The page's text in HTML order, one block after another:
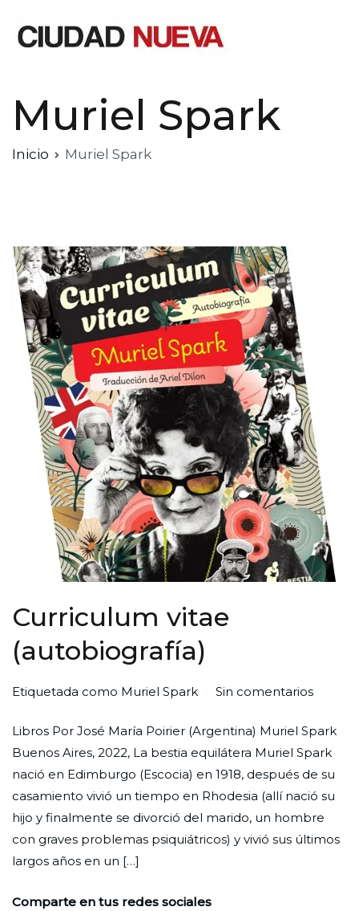
Muriel Spark
Inicio Muriel Spark
Curriculum vitae
(autobiografía)
Por
Ciudad
Nueva
Publicada
29
de
diciembre
de
2022
Publicada
Arte
y
Espectáculo
Etiquetada como Muriel Spark Sin comentariosen
vitae
Libros Por José María Poirier (Argentina) Muriel Spark
Buenos Aires, 2022, La bestia equilátera Muriel Spark
nació en Edimburgo (Escocia) en 1918, después de su
casamiento vivió un tiempo en Rhodesia (allí nació su
hijo y finalmente se divorció del marido, un hombre
con graves problemas psiquiátricos) y vivió sus últimos
largos años en un […]
Comparte en tus redes sociales